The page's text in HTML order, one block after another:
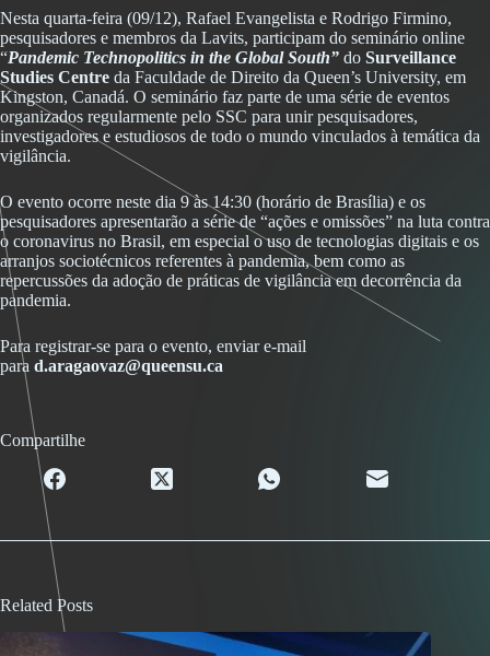
Nesta quarta-feira (09/12), Rafael Evangelista e Rodrigo Firmino,
pesquisadores e membros da Lavits, participam do seminário online
“Pandemic Technopolitics in the Global South” do Surveillance
Studies Centre da Faculdade de Direito da Queen’s University, em
Kingston, Canadá. O seminário faz parte de uma série de eventos
organizados regularmente pelo SSC para unir pesquisadores,
investigadores e estudiosos de todo o mundo vinculados à temática da
vigilância.
O evento ocorre neste dia 9 às 14:30 (horário de Brasília) e os
pesquisadores apresentarão a série de “ações e omissões” na luta contra
o coronavirus no Brasil, em especial o uso de tecnologias digitais e os
arranjos sociotécnicos referentes à pandemia, bem como as
repercussões da adoção de práticas de vigilância em decorrência da
pandemia.
Para registrar-se para o evento, enviar e-mail
para d.aragaovaz@queensu.ca
Compartilhe
Related Posts